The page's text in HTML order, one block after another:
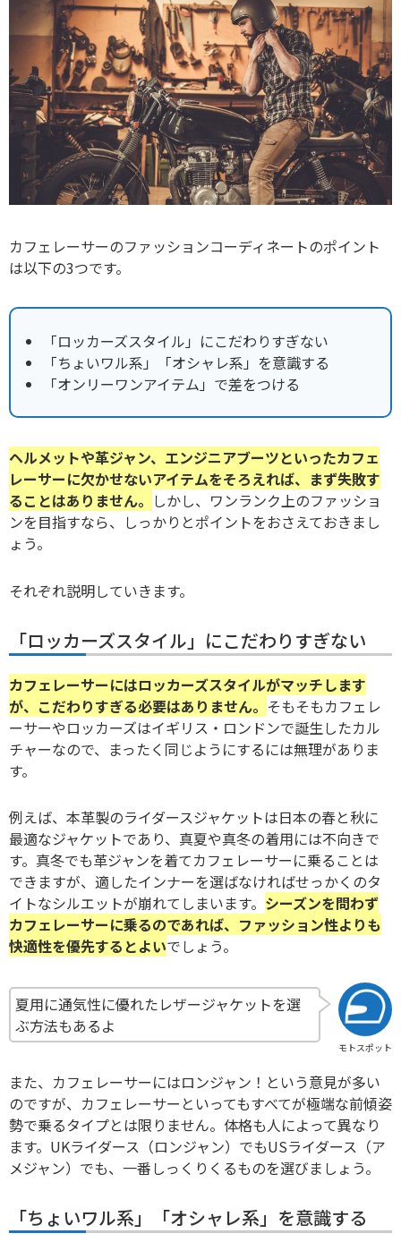
カフェレーサーのファッションコーディネートのポイント
は以下の3つです。
「ロッカーズスタイル」にこだわりすぎない
「ちょいワル系」「オシャレ系」を意識する
「オンリーワンアイテム」で差をつける
ヘルメットや革ジャン、エンジニアブーツといったカフェ
レーサーに欠かせないアイテムをそろえれば、まず失敗す
ることはありません。 しかし、ワンランク上のファッショ
ンを目指すなら、しっかりとポイントをおさえておきまし
ょう。
それぞれ説明していきます。
「ロッカーズスタイル」にこだわりすぎない
カフェレーサーにはロッカーズスタイルがマッチします
が、こだわりすぎる必要はありません。 そもそもカフェレ
ーサーやロッカーズはイギリス・ロンドンで誕生したカル
チャーなので、まったく同じようにするには無理がありま
す。
例えば、本革製のライダースジャケットは日本の春と秋に
最適なジャケットであり、真夏や真冬の着用には不向きで
す。真冬でも革ジャンを着てカフェレーサーに乗ることは
できますが、適したインナーを選ばなければせっかくのタ
イトなシルエットが崩れてしまいます。 シーズンを問わず
カフェレーサーに乗るのであれば、ファッション性よりも
快適性を優先するとよいでしょう。
モトスポット
夏用に通気性に優れたレザージャケットを選
ぶ方法もあるよ
また、カフェレーサーにはロンジャン！という意見が多い
のですが、カフェレーサーといってもすべてが極端な前傾姿
勢で乗るタイプとは限りません。体格も人によって異なり
ます。UKライダース（ロンジャン）でもUSライダース（ア
メジャン）でも、一番しっくりくるものを選びましょう。
「ちょいワル系」「オシャレ系」を意識する